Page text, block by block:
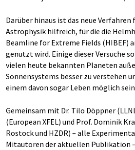
Darüber hinaus ist das neue
Astrophysik hilfreich, für die die
Beamline for Extreme Fields (HIBEF)
genutzt wird. Einige dieser Versuche
vielen heute bekannten Planeten
Sonnensystems besser zu verstehen
einem davon sogar Leben möglich
Gemeinsam mit Dr. Tilo Döppner
(European XFEL) und Prof. Dominik
Rostock und HZDR) – alle
Mitautoren der aktuellen Publikation